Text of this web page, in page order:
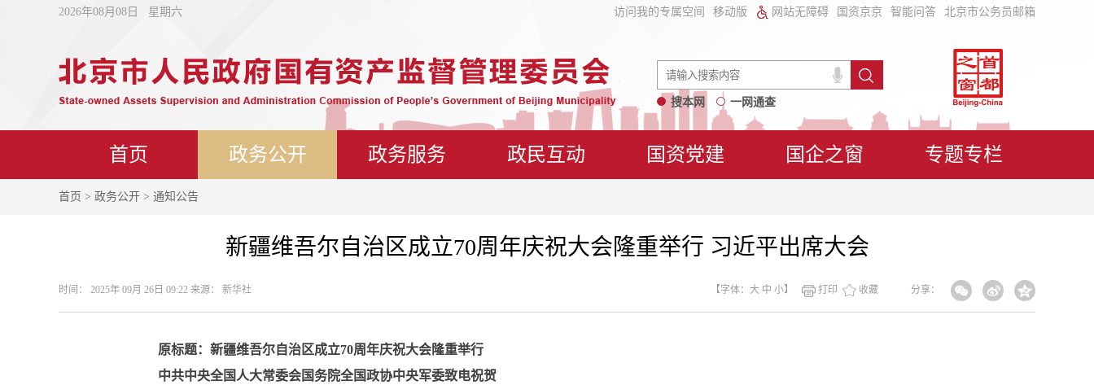
2026年08月08日 星期六 访问我的专属空间 移动版 网站无障碍 国资京京 智能问答 北京市公务员邮箱
搜本网 一网通查
首页 政务公开 政务服务 政民互动 国资党建 国企之窗 专题专栏
首页 > 政务公开 > 通知公告
新疆维吾尔自治区成立70周年庆祝大会隆重举行 习近平出席大会
时间： 2025年 09月 26日 09:22 来源： 新华社 分享：
【字体： 大 中 小】 打印 收藏
原标题：新疆维吾尔自治区成立70周年庆祝大会隆重举行
中共中央全国人大常委会国务院全国政协中央军委致电祝贺